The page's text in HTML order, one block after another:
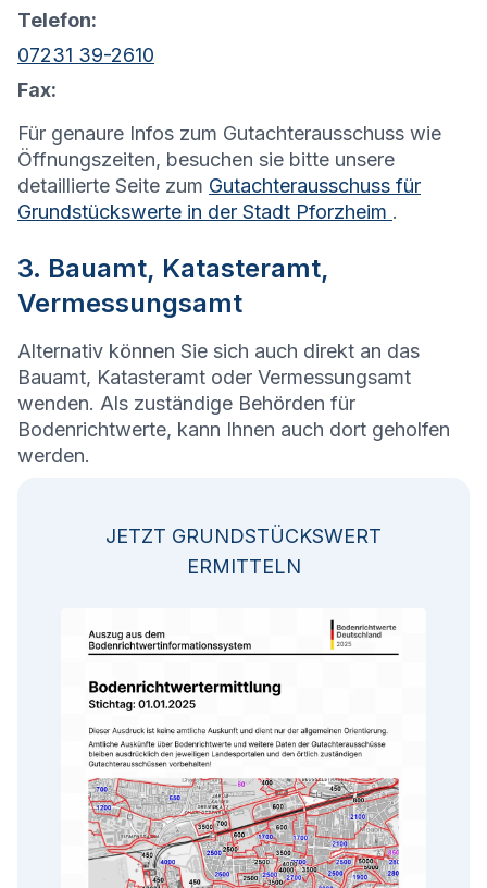
Telefon:
07231 39-2610
Fax:
Für genaure Infos zum Gutachterausschuss wie
Öffnungszeiten, besuchen sie bitte unsere
detaillierte Seite zum Gutachterausschuss für
Grundstückswerte in der Stadt Pforzheim .
3. Bauamt, Katasteramt,
Vermessungsamt
Alternativ können Sie sich auch direkt an das
Bauamt, Katasteramt oder Vermessungsamt
wenden. Als zuständige Behörden für
Bodenrichtwerte, kann Ihnen auch dort geholfen
werden.
JETZT GRUNDSTÜCKSWERT
ERMITTELN